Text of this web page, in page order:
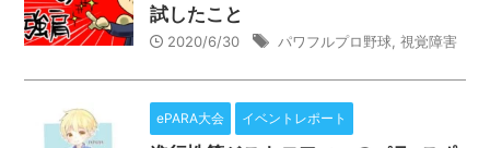
試したこと
2020/6/30 パワフルプロ野球 ,視覚障害
ePARA大会 イベントレポート